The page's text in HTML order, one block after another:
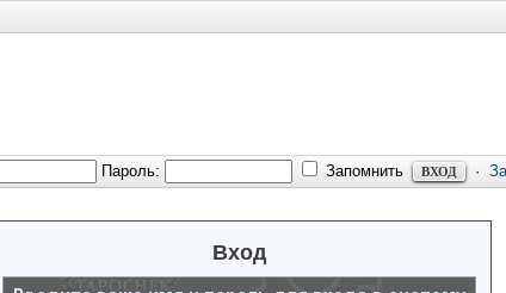
Пароль: Запомнить ·
Вход